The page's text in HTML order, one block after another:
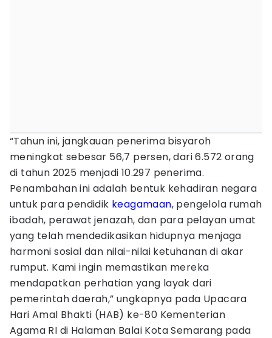
“Tahun ini, jangkauan penerima bisyaroh
meningkat sebesar 56,7 persen, dari 6.572 orang
di tahun 2025 menjadi 10.297 penerima.
Penambahan ini adalah bentuk kehadiran negara
untuk para pendidik keagamaan, pengelola rumah
ibadah, perawat jenazah, dan para pelayan umat
yang telah mendedikasikan hidupnya menjaga
harmoni sosial dan nilai-nilai ketuhanan di akar
rumput. Kami ingin memastikan mereka
mendapatkan perhatian yang layak dari
pemerintah daerah,” ungkapnya pada Upacara
Hari Amal Bhakti (HAB) ke-80 Kementerian
Agama RI di Halaman Balai Kota Semarang pada